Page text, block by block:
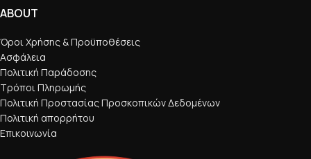
ABOUT
Όροι Χρήσης & Προϋποθέσεις
Ασφάλεια
Πολιτική Παράδοσης
Τρόποι Πληρωμής
Πολιτική Προστασίας Προσκοπικών Δεδομένων
Πολιτική απορρήτου
Επικοινωνία